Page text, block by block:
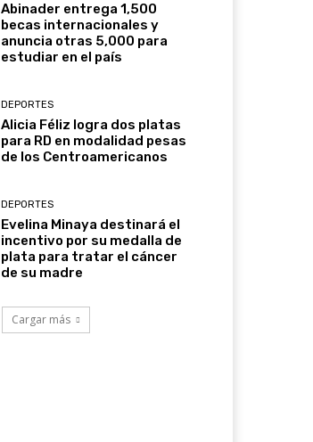
Abinader entrega 1,500
becas internacionales y
anuncia otras 5,000 para
estudiar en el país
DEPORTES
Alicia Féliz logra dos platas
para RD en modalidad pesas
de los Centroamericanos
DEPORTES
Evelina Minaya destinará el
incentivo por su medalla de
plata para tratar el cáncer
de su madre
Cargar más